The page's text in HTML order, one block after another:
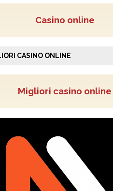
Casino online
CASINO ONLINE
Migliori casino online